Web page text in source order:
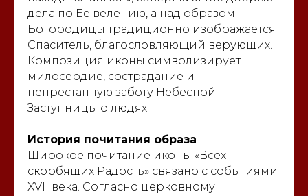
дела по Ее велению, а над образом
Богородицы традиционно изображается
Спаситель, благословляющий верующих.
Композиция иконы символизирует
милосердие, сострадание и
непрестанную заботу Небесной
Заступницы о людях.
История почитания образа
Широкое почитание иконы «Всех
скорбящих Радость» связано с событиями
XVII века. Согласно церковному